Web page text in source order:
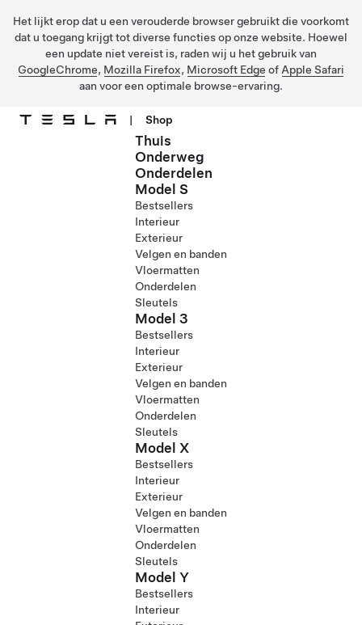
Het lijkt erop dat u een verouderde browser gebruikt die voorkomt
dat u toegang krijgt tot diverse functies op onze website. Hoewel
een update niet vereist is, raden wij u het gebruik van
GoogleChrome, Mozilla Firefox, Microsoft Edge of Apple Safari
aan voor een optimale browse-ervaring.
| Shop
Thuis
Onderweg
Onderdelen
Model S
Bestsellers
Interieur
Exterieur
Velgen en banden
Vloermatten
Onderdelen
Sleutels
Model 3
Bestsellers
Interieur
Exterieur
Velgen en banden
Vloermatten
Onderdelen
Sleutels
Model X
Bestsellers
Interieur
Exterieur
Velgen en banden
Vloermatten
Onderdelen
Sleutels
Model Y
Bestsellers
Interieur